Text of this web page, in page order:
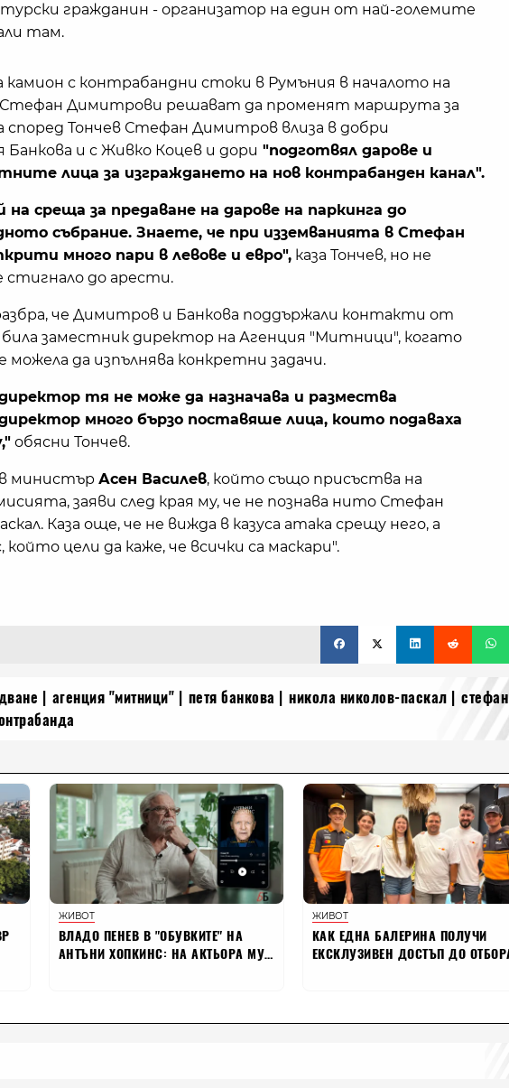
гражданин - организатор на един от най-големите
там.
камион с контрабандни стоки в Румъния в началото на
Димитрови решават да променят маршрута за
според Тончев Стефан Димитров влиза в добри
и с Живко Коцев и дори "подготвял дарове и
лица за изграждането на нов контрабанден канал".
на среща за предаване на дарове на паркинга до
събрание. Знаете, че при изземванията в Стефан
много пари в левове и евро", каза Тончев, но не
стигнало до арести.
че Димитров и Банкова поддържали контакти от
заместник директор на Агенция "Митници", когато
можела да изпълнява конкретни задачи.
тя не може да назначава и размества
много бързо поставяше лица, които подаваха
обясни Тончев.
министър Асен Василев, който също присъства на
заяви след края му, че не познава нито Стефан
Каза още, че не вижда в казуса атака срещу него, а
цели да каже, че всички са маскари".
агенция "митници" петя банкова никола николов-паскал
стефан